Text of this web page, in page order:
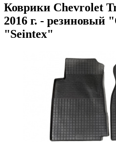
Коврики Chevrolet
2016 г. - резиновый
"Seintex"